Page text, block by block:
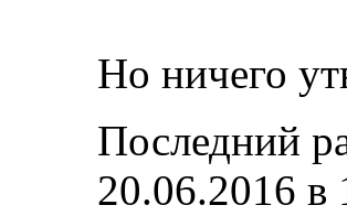
Но ничего
Последний
20.06.2016 в